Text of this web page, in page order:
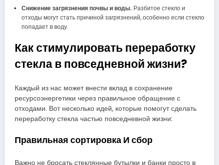
Снижение загрязнения почвы и воды. Разбитое стекло и
отходы могут стать причиной загрязнений, особенно если стекло
попадает в воду.
Как стимулировать переработку
стекла в повседневной жизни?
Каждый из нас может внести вклад в сохранение
ресурсоэнергетики через правильное обращение с
отходами. Вот несколько идей, которые помогут сделать
переработку стекла частью повседневной жизни:
Правильная сортировка И сбор
Важно не бросать стеклянные бутылки и банки просто в